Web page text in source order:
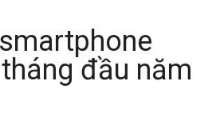
đầu năm